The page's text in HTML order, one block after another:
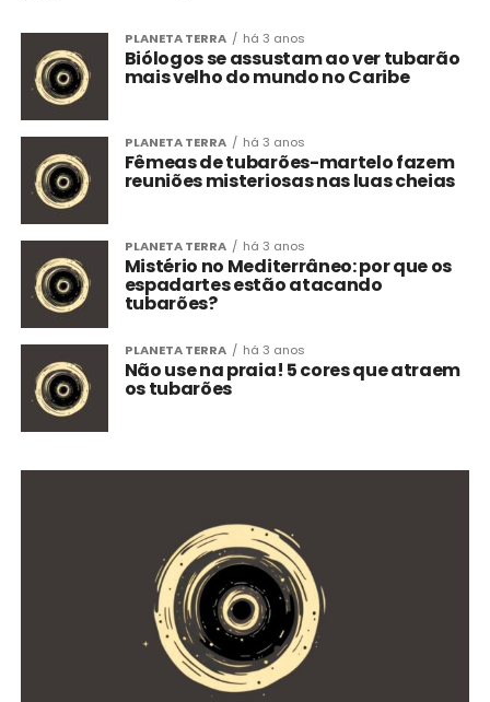
PLANETA TERRA há 3 anos
Biólogos se assustam ao ver tubarão
mais velho do mundo no Caribe
PLANETA TERRA há 3 anos
Fêmeas de tubarões-martelo fazem
reuniões misteriosas nas luas cheias
PLANETA TERRA há 3 anos
Mistério no Mediterrâneo: por que os
espadartes estão atacando
tubarões?
PLANETA TERRA há 3 anos
Não use na praia! 5 cores que atraem
os tubarões